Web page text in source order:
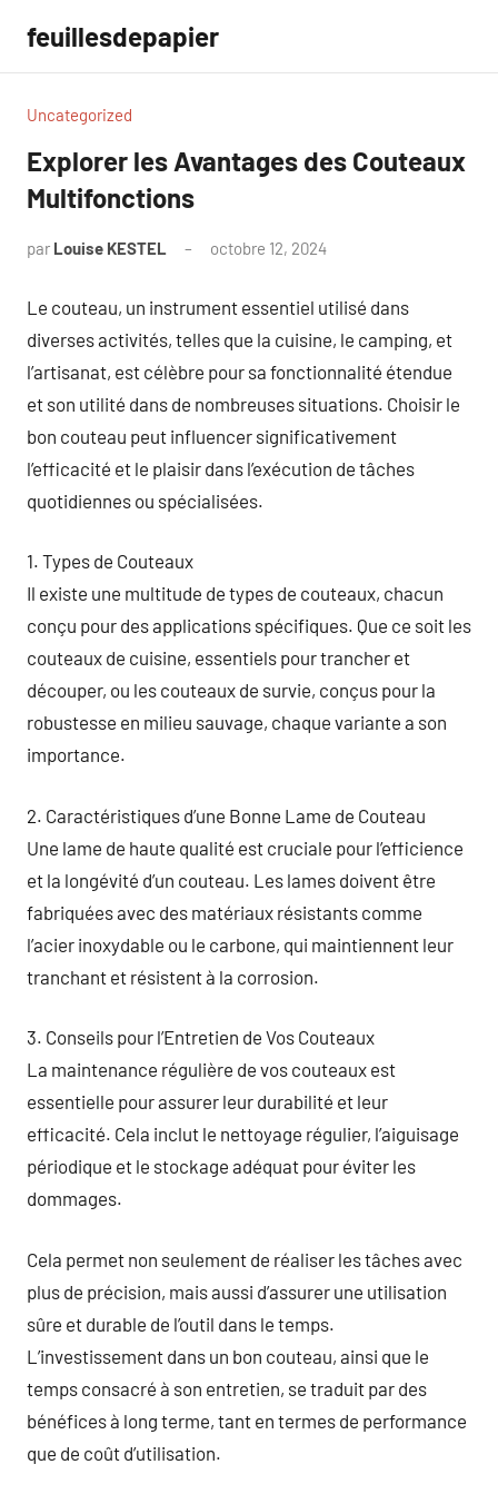
contenu
feuillesdepapier
Uncategorized
Explorer les Avantages des Couteaux
Multifonctions
par Louise KESTEL octobre 12, 2024
Le couteau, un instrument essentiel utilisé dans
diverses activités, telles que la cuisine, le camping, et
l’artisanat, est célèbre pour sa fonctionnalité étendue
et son utilité dans de nombreuses situations. Choisir le
bon couteau peut influencer significativement
l’efficacité et le plaisir dans l’exécution de tâches
quotidiennes ou spécialisées.
1. Types de Couteaux
Il existe une multitude de types de couteaux, chacun
conçu pour des applications spécifiques. Que ce soit les
couteaux de cuisine, essentiels pour trancher et
découper, ou les couteaux de survie, conçus pour la
robustesse en milieu sauvage, chaque variante a son
importance.
2. Caractéristiques d’une Bonne Lame de Couteau
Une lame de haute qualité est cruciale pour l’efficience
et la longévité d’un couteau. Les lames doivent être
fabriquées avec des matériaux résistants comme
l’acier inoxydable ou le carbone, qui maintiennent leur
tranchant et résistent à la corrosion.
3. Conseils pour l’Entretien de Vos Couteaux
La maintenance régulière de vos couteaux est
essentielle pour assurer leur durabilité et leur
efficacité. Cela inclut le nettoyage régulier, l’aiguisage
périodique et le stockage adéquat pour éviter les
dommages.
Cela permet non seulement de réaliser les tâches avec
plus de précision, mais aussi d’assurer une utilisation
sûre et durable de l’outil dans le temps.
L’investissement dans un bon couteau, ainsi que le
temps consacré à son entretien, se traduit par des
bénéfices à long terme, tant en termes de performance
que de coût d’utilisation.